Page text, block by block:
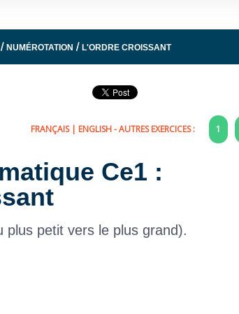
/NUMÉROTATION /L'ORDRE CROISSANT
FRANÇAIS| ENGLISH- AUTRES EXERCICES : 1
Ce1 :
plus petit vers le plus grand).